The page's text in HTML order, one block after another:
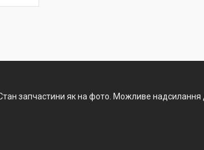
запчастини як на фото. Можливе надсилання